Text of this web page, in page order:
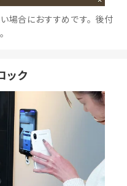
場合におすすめです。後付
ック